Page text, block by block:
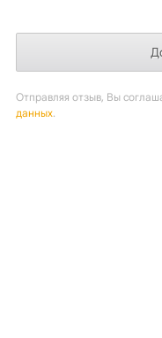
Отправляя отзыв, Вы
данных.